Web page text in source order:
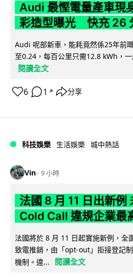
Audi 最慳電量產車
彩造型曝光 快充 26
Audi 呢部新車，能耗竟然係25年前
至0.24，每百公里只需12.8 kWh，
閱讀全文
6 1 ↗ 分享
科技娛樂 生活娛樂 城中熱話
Vin 9 小時
法國 8 月 11 日出新例
Cold Call 違規企業最
法國將於 8 月 11 日起實施新例，全
致電推銷，由「opt-out」拒接登記
機制。違...
閱讀全文